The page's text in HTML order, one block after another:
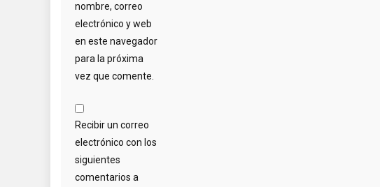
nombre, correo
electrónico y web
en este navegador
para la próxima
vez que comente.
Recibir un correo
electrónico con los
siguientes
comentarios a